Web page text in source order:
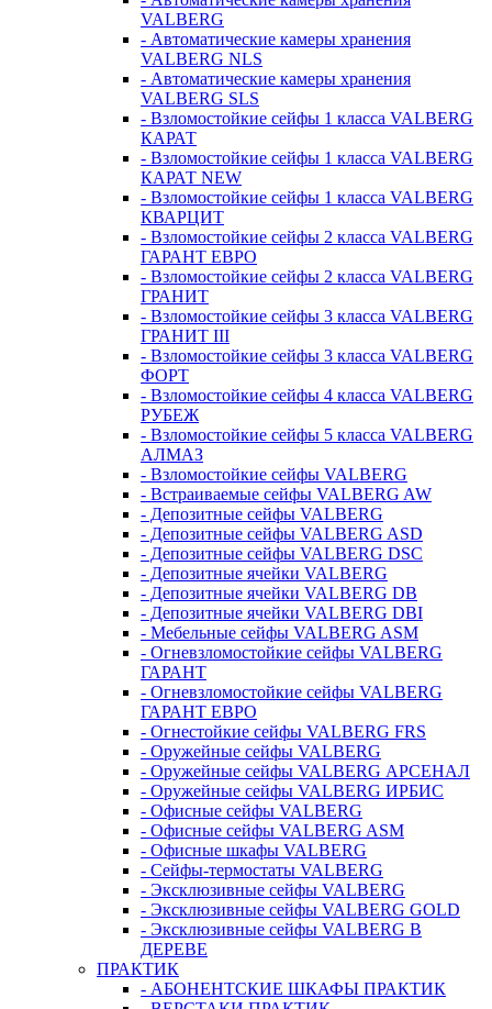
VALBERG
- Автоматические камеры хранения
VALBERG NLS
- Автоматические камеры хранения
VALBERG SLS
- Взломостойкие сейфы 1 класса VALBERG
КАРАТ
- Взломостойкие сейфы 1 класса VALBERG
КАРАТ NEW
- Взломостойкие сейфы 1 класса VALBERG
КВАРЦИТ
- Взломостойкие сейфы 2 класса VALBERG
ГАРАНТ ЕВРО
- Взломостойкие сейфы 2 класса VALBERG
ГРАНИТ
- Взломостойкие сейфы 3 класса VALBERG
ГРАНИТ III
- Взломостойкие сейфы 3 класса VALBERG
ФОРТ
- Взломостойкие сейфы 4 класса VALBERG
РУБЕЖ
- Взломостойкие сейфы 5 класса VALBERG
АЛМАЗ
- Взломостойкие сейфы VALBERG
- Встраиваемые сейфы VALBERG AW
- Депозитные сейфы VALBERG
- Депозитные сейфы VALBERG ASD
- Депозитные сейфы VALBERG DSC
- Депозитные ячейки VALBERG
- Депозитные ячейки VALBERG DB
- Депозитные ячейки VALBERG DBI
- Мебельные сейфы VALBERG ASM
- Огневзломостойкие сейфы VALBERG
ГАРАНТ
- Огневзломостойкие сейфы VALBERG
ГАРАНТ ЕВРО
- Огнестойкие сейфы VALBERG FRS
- Оружейные сейфы VALBERG
- Оружейные сейфы VALBERG АРСЕНАЛ
- Оружейные сейфы VALBERG ИРБИС
- Офисные сейфы VALBERG
- Офисные сейфы VALBERG ASM
- Офисные шкафы VALBERG
- Сейфы-термостаты VALBERG
- Эксклюзивные сейфы VALBERG
- Эксклюзивные сейфы VALBERG GOLD
- Эксклюзивные сейфы VALBERG В
ДЕРЕВЕ
ПРАКТИК
- АБОНЕНТСКИЕ ШКАФЫ ПРАКТИК